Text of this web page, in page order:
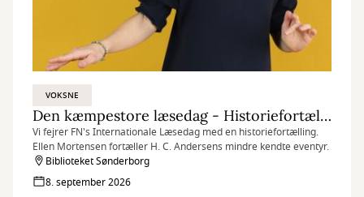
VOKSNE
Den kæmpestore læsedag - Historiefortælling: H. C. Andersens mindre kendte eventyr
Vi fejrer FN's Internationale Læsedag med en historiefortælling.
Ellen Mortensen fortæller H. C. Andersens mindre kendte eventyr.
Biblioteket Sønderborg
8. september 2026